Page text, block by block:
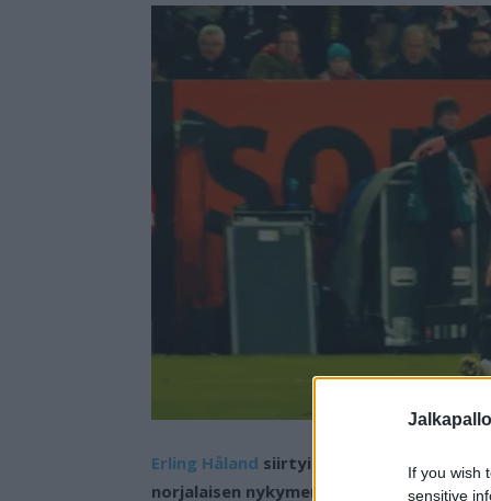
If you wish
sensitive
Erling Håland siirtyi Dortmundiin Red
norjalaisen nykymenolla jopa varsin